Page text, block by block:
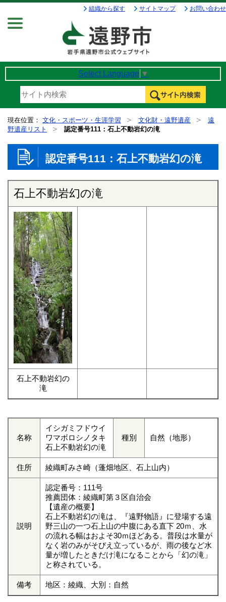
組織から探す サイトマップ お問い合わせ
Select Language ▼
現在位置： 文化・スポーツ・生涯学習 文化財・遠野遺産
遠
野遺産リスト
認定番号111：石上不動岩幻の滝
認定番号111：石上不動岩幻の滝
石上不動岩幻の滝
石上不動岩幻の
滝
名称
イシガミフドウイ
ワマボロシノタキ
石上不動岩幻の滝
種別 自然（地形）
住所 綾織町みさ崎（蓬畑地区、石上山内）
説明
認定番号：111号
推薦団体：綾織町第３区自治会
【遺産の概要】
石上不動岩幻の滝は、『遠野物語』に登場する遠
野三山の一つ石上山の中腹にある直下 20ｍ、水
の流れる幅はおよそ30ｍほどある。普段は水量が
なく岩のみがそびえ立っているが、雨の後など水
量が増したときだけ滝になることから「幻の滝」
と称されている。
備考 地区：綾織、大別：自然